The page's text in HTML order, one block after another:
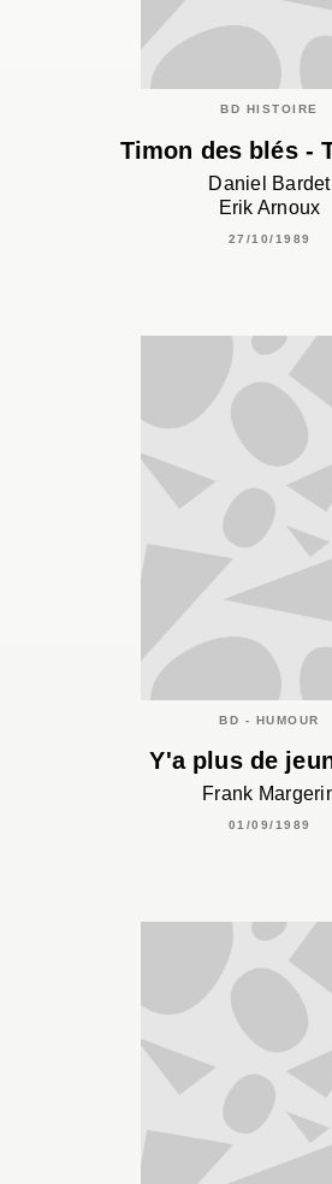
BD HISTOIRE
Timon des blés -
Daniel Bardet
Erik Arnoux
27/10/1989
BD - HUMOUR
Y'a plus de
Frank
01/09/1989